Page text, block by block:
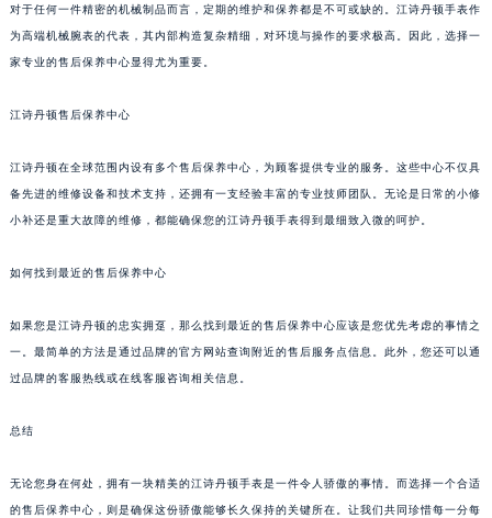
对于任何一件精密的机械制品而言，定期的维护和保养都是不可或缺的。江诗丹顿手表作
为高端机械腕表的代表，其内部构造复杂精细，对环境与操作的要求极高。因此，选择一
家专业的售后保养中心显得尤为重要。
江诗丹顿售后保养中心
江诗丹顿在全球范围内设有多个售后保养中心，为顾客提供专业的服务。这些中心不仅具
备先进的维修设备和技术支持，还拥有一支经验丰富的专业技师团队。无论是日常的小修
小补还是重大故障的维修，都能确保您的江诗丹顿手表得到最细致入微的呵护。
如何找到最近的售后保养中心
如果您是江诗丹顿的忠实拥趸，那么找到最近的售后保养中心应该是您优先考虑的事情之
一。最简单的方法是通过品牌的官方网站查询附近的售后服务点信息。此外，您还可以通
过品牌的客服热线或在线客服咨询相关信息。
总结
无论您身在何处，拥有一块精美的江诗丹顿手表是一件令人骄傲的事情。而选择一个合适
的售后保养中心，则是确保这份骄傲能够长久保持的关键所在。让我们共同珍惜每一分每